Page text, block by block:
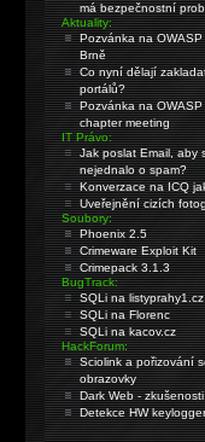
má bezpečnostní
Aktuality:
Pozvánka na
Brně
Co nyní dělají
portálů?
Pozvánka na OWASP
chapter meeting
IT Právo:
Jak poslat Email, aby
nejednalo o spam?
Konverzace na ICQ
Uveřejnění cizích
Soubory:
Phoenix 2.5
Crimeware Exploit Kit
Crimepack 3.1.3
BugTrack:
SQLi na listyprahy1.cz
SQLi na Florenc
SQLi na kacov.cz
HackForum:
Sciolink a pořizování
obrazovky
Dark Web - zkušenosti
Detekce HW